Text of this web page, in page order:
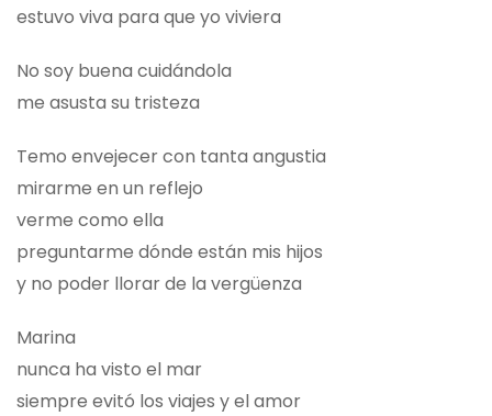
estuvo viva para que yo viviera
No soy buena cuidándola
me asusta su tristeza
Temo envejecer con tanta angustia
mirarme en un reflejo
verme como ella
preguntarme dónde están mis hijos
y no poder llorar de la vergüenza
Marina
nunca ha visto el mar
siempre evitó los viajes y el amor